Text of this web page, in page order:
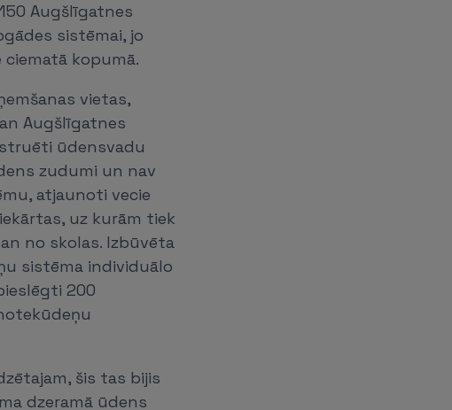
Augšlīgatnes
sistēmai, jo
kopumā.
vietas,
Augšlīgatnes
ūdensvadu
zudumi un nav
atjaunoti vecie
uz kurām tiek
no skolas. Izbūvēta
sistēma individuālo
200
šis tas bijis
dzeramā ūdens